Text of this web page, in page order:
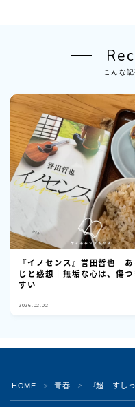
こんな
『イノセンス』誉田哲也 あ
じと感想｜無垢な心は、傷つ
すい
2026.02.02
HOME ＞ 青春 ＞ 『超 すし